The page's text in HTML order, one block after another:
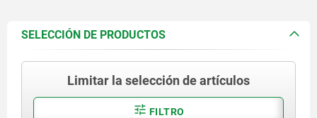
SELECCIÓN DE PRODUCTOS
Limitar la selección de artículos
FILTRO